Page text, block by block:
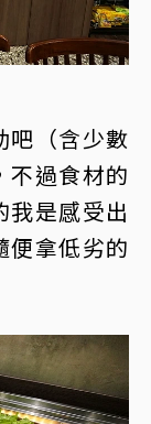
吧（含少數
不過食材的
我是感受出
便拿低劣的